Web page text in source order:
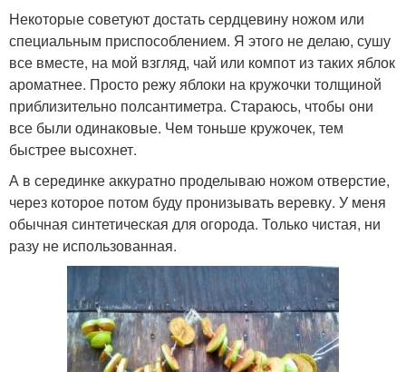
Некоторые советуют достать сердцевину ножом или
специальным приспособлением. Я этого не делаю, сушу
все вместе, на мой взгляд, чай или компот из таких яблок
ароматнее. Просто режу яблоки на кружочки толщиной
приблизительно полсантиметра. Стараюсь, чтобы они
все были одинаковые. Чем тоньше кружочек, тем
быстрее высохнет.
А в серединке аккуратно проделываю ножом отверстие,
через которое потом буду пронизывать веревку. У меня
обычная синтетическая для огорода. Только чистая, ни
разу не использованная.